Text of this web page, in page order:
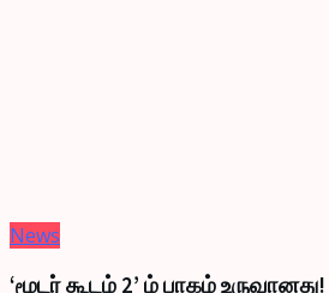
News
‘மூடர் கூடம் 2’ ம் பாகம் உருவானது!